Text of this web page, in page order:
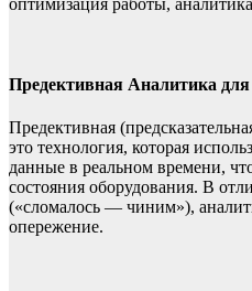
оптимизация работы,
Предективная Аналитика
Предективная
это технология, которая
данные в реальном времени,
состояния оборудования. В
(«сломалось — чиним»),
опережение.